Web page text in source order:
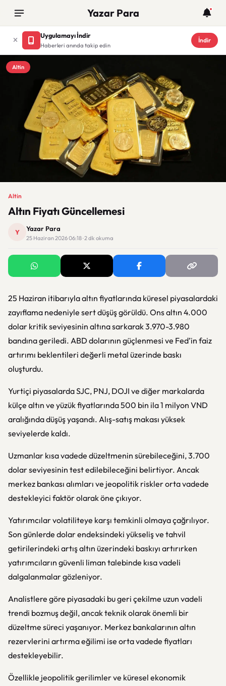
Yazar Para
Uygulamayı İndir
Haberleri anında takip edin
İndir
Altin
Altin
Altın Fiyatı Güncellemesi
Y Yazar Para
25 Haziran 2026 06:18 · 2 dk okuma
25 Haziran itibarıyla altın fiyatlarında küresel piyasalardaki
zayıflama nedeniyle sert düşüş görüldü. Ons altın 4.000
dolar kritik seviyesinin altına sarkarak 3.970-3.980
bandına geriledi. ABD dolarının güçlenmesi ve Fed’in faiz
artırımı beklentileri değerli metal üzerinde baskı
oluşturdu.
Yurtiçi piyasalarda SJC, PNJ, DOJI ve diğer markalarda
külçe altın ve yüzük fiyatlarında 500 bin ila 1 milyon VND
aralığında düşüş yaşandı. Alış-satış makası yüksek
seviyelerde kaldı.
Uzmanlar kısa vadede düzeltmenin sürebileceğini, 3.700
dolar seviyesinin test edilebileceğini belirtiyor. Ancak
merkez bankası alımları ve jeopolitik riskler orta vadede
destekleyici faktör olarak öne çıkıyor.
Yatırımcılar volatiliteye karşı temkinli olmaya çağrılıyor.
Son günlerde dolar endeksindeki yükseliş ve tahvil
getirilerindeki artış altın üzerindeki baskıyı artırırken
yatırımcıların güvenli liman talebinde kısa vadeli
dalgalanmalar gözleniyor.
Analistlere göre piyasadaki bu geri çekilme uzun vadeli
trendi bozmuş değil, ancak teknik olarak önemli bir
düzeltme süreci yaşanıyor. Merkez bankalarının altın
rezervlerini artırma eğilimi ise orta vadede fiyatları
destekleyebilir.
Özellikle jeopolitik gerilimler ve küresel ekonomik